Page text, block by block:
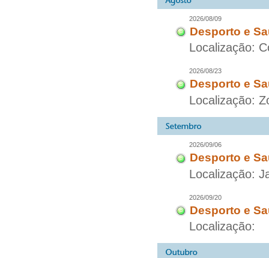
2026/08/09
Desporto e
Localização:
2026/08/23
Desporto e
Localização:
2026/09/06
Desporto e
Localização:
2026/09/20
Desporto e
Localização: